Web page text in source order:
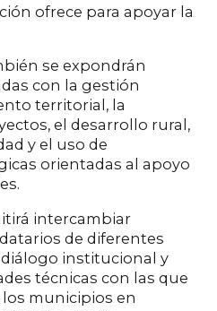
ofrece para apoyar la
se expondrán
con la gestión
territorial, la
el desarrollo rural,
y el uso de
orientadas al apoyo
intercambiar
de diferentes
institucional y
técnicas con las que
los municipios en